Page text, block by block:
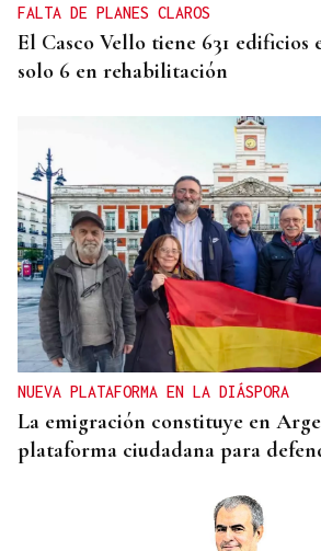
FALTA DE PLANES CLAROS
El Casco Vello tiene 631 edificios
solo 6 en rehabilitación
NUEVA PLATAFORMA EN LA DIÁSPORA
La emigración constituye en
plataforma ciudadana para